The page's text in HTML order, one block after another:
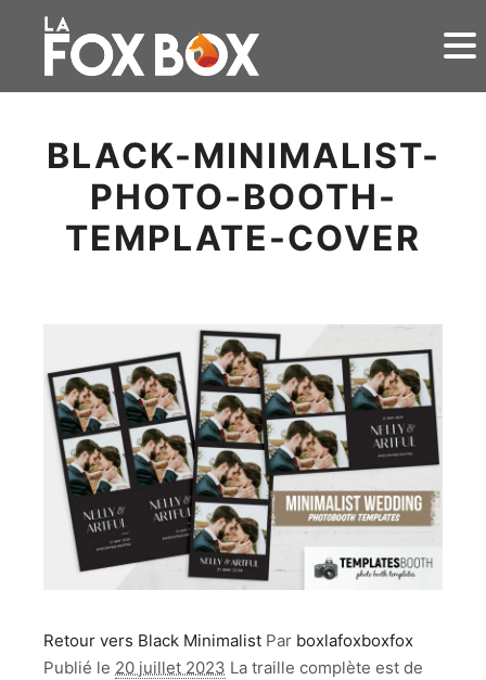
BLACK-MINIMALIST-
PHOTO-BOOTH-
TEMPLATE-COVER
Retour vers Black Minimalist Par boxlafoxboxfox
Publié le 20 juillet 2023 La traille complète est de